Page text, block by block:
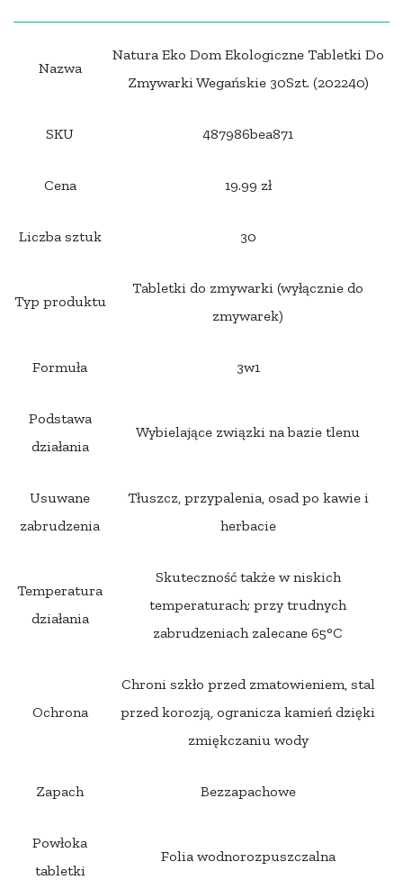
Nazwa
Natura Eko Dom Ekologiczne Tabletki Do
Zmywarki Wegańskie 30Szt. (202240)
SKU 487986bea871
Cena 19.99 zł
Liczba sztuk 30
Typ produktu
Tabletki do zmywarki (wyłącznie do
zmywarek)
Formuła 3w1
Podstawa
działania
Wybielające związki na bazie tlenu
Usuwane
zabrudzenia
Tłuszcz, przypalenia, osad po kawie i
herbacie
Temperatura
działania
Skuteczność także w niskich
temperaturach; przy trudnych
zabrudzeniach zalecane 65°C
Ochrona
Chroni szkło przed zmatowieniem, stal
przed korozją, ogranicza kamień dzięki
zmiękczaniu wody
Zapach Bezzapachowe
Powłoka
tabletki
Folia wodnorozpuszczalna